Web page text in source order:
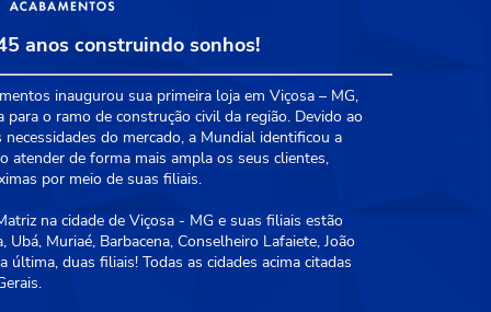
anos construindo sonhos!
inaugurou sua primeira loja em Viçosa – MG,
o ramo de construção civil da região. Devido ao
do mercado, a Mundial identificou a
atender de forma mais ampla os seus clientes,
por meio de suas filiais.
na cidade de Viçosa - MG e suas filiais estão
Muriaé, Barbacena, Conselheiro Lafaiete, João
última, duas filiais! Todas as cidades acima citadas